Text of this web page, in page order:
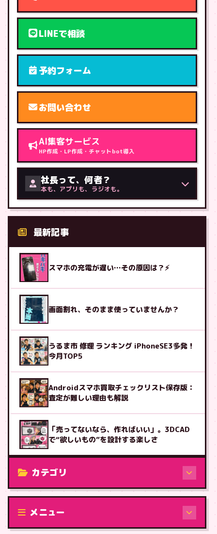
LINEで相談
予約フォーム
お問い合わせ
AI集客サービス
HP作成・LP作成・チャットbot導入
社長って、何者？
本も、アプリも、ラジオも。
最新記事
スマホの充電が遅い…その原因は？⚡
画面割れ、そのまま使っていませんか？
うるま市 修理 ランキング iPhoneSE3多発！
今月TOP5
Androidスマホ買取チェックリスト保存版：
査定が難しい理由も解説
「売ってないなら、作ればいい」。3DCAD
で“欲しいもの”を設計する楽しさ
カテゴリ
修理（機種から）
メニュー